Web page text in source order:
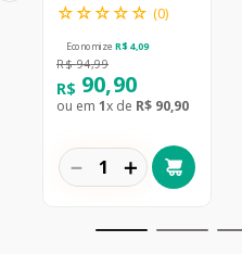
☆☆☆☆☆ (0)
Economize R$ 4,09
R$ 94,99
R$ 90,90
ou em 1x de R$ 90,90
＋
－